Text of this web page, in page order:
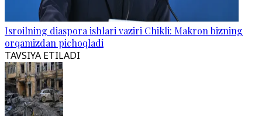
Isroilning diaspora ishlari vaziri Chikli: Makron bizning
orqamizdan pichoqladi
TAVSIYA ETILADI